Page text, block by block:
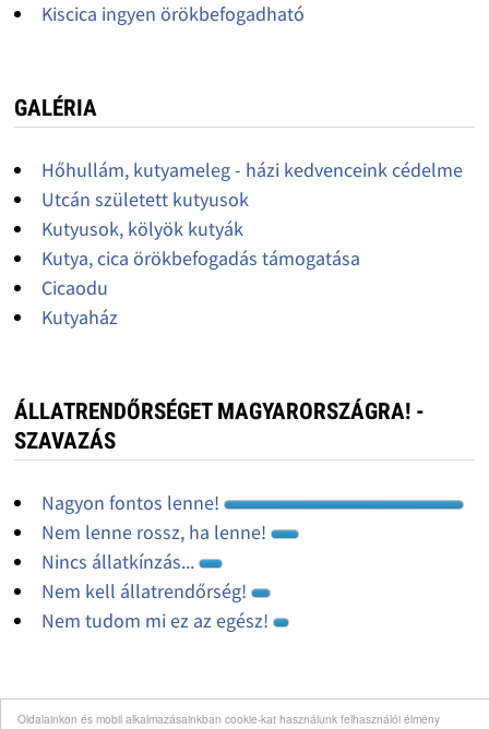
Oldalainkon és mobil alkalmazásainkban cookie-kat használunk felhasználói élmény
Kiscica ingyen örökbefogadható
GALÉRIA
Hőhullám, kutyameleg - házi kedvenceink cédelme
Utcán született kutyusok
Kutyusok, kölyök kutyák
Kutya, cica örökbefogadás támogatása
Cicaodu
Kutyaház
ÁLLATRENDŐRSÉGET MAGYARORSZÁGRA! -
SZAVAZÁS
Nagyon fontos lenne!
Nem lenne rossz, ha lenne!
Nincs állatkínzás...
Nem kell állatrendőrség!
Nem tudom mi ez az egész!